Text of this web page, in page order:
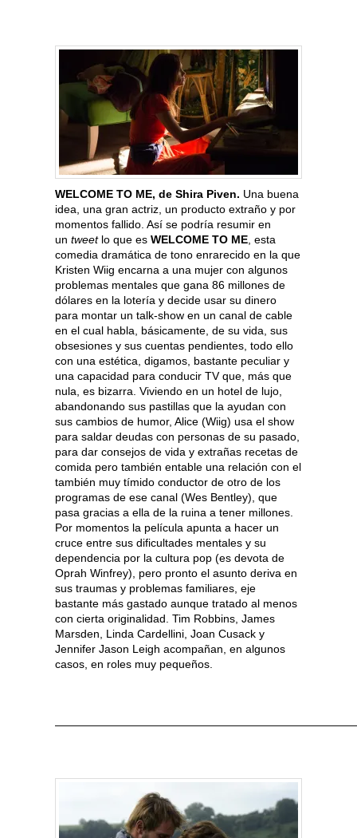
WELCOME TO ME, de Shira Piven. Una buena
idea, una gran actriz, un producto extraño y por
momentos fallido. Así se podría resumir en
un tweetlo que es WELCOME TO ME, esta
comedia dramática de tono enrarecido en la que
Kristen Wiig encarna a una mujer con algunos
problemas mentales que gana 86 millones de
dólares en la lotería y decide usar su dinero
para montar un talk-show en un canal de cable
en el cual habla, básicamente, de su vida, sus
obsesiones y sus cuentas pendientes, todo ello
con una estética, digamos, bastante peculiar y
una capacidad para conducir TV que, más que
nula, es bizarra. Viviendo en un hotel de lujo,
abandonando sus pastillas que la ayudan con
sus cambios de humor, Alice (Wiig) usa el show
para saldar deudas con personas de su pasado,
para dar consejos de vida y extrañas recetas de
comida pero también entable una relación con el
también muy tímido conductor de otro de los
programas de ese canal (Wes Bentley), que
pasa gracias a ella de la ruina a tener millones.
Por momentos la película apunta a hacer un
cruce entre sus dificultades mentales y su
dependencia por la cultura pop (es devota de
Oprah Winfrey), pero pronto el asunto deriva en
sus traumas y problemas familiares, eje
bastante más gastado aunque tratado al menos
con cierta originalidad. Tim Robbins, James
Marsden, Linda Cardellini, Joan Cusack y
Jennifer Jason Leigh acompañan, en algunos
casos, en roles muy pequeños.